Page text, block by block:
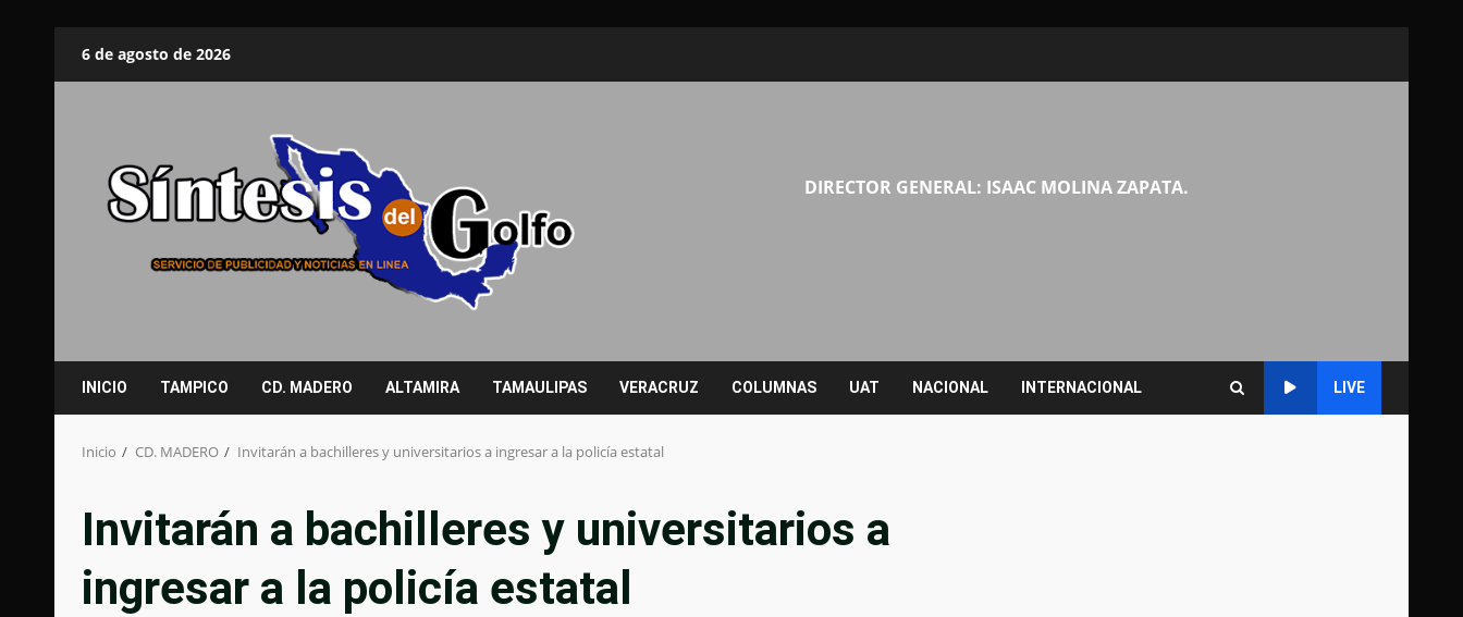
6 de agosto de 2026
DIRECTOR GENERAL: ISAAC MOLINA ZAPATA.
INICIO TAMPICO CD. MADERO ALTAMIRA TAMAULIPAS VERACRUZ COLUMNAS UAT NACIONAL INTERNACIONAL LIVE
Inicio CD. MADERO Invitarán a bachilleres y universitarios a ingresar a la policía estatal
Invitarán a bachilleres y universitarios a
ingresar a la policía estatal